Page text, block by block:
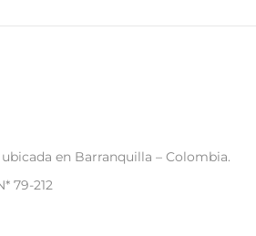
en Barranquilla – Colombia.
79-212